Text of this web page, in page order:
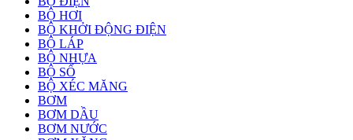
BỘ HƠI
BỘ KHỞI ĐỘNG ĐIỆN
BỘ LÁP
BỘ NHỰA
BỘ SỐ
BỘ XÉC MĂNG
BƠM
BƠM DẦU
BƠM NƯỚC